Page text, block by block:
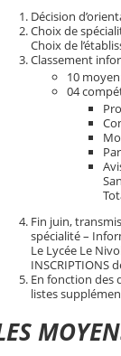
Décision
Choix de
Choix de
Classement
10
04
Fin juin,
spécialité –
Le Lycée Le
INSCRIPTIONS
En fonction des
listes